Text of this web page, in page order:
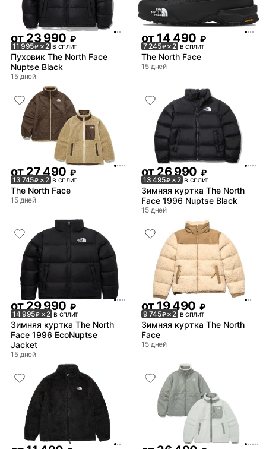
от 23 990 ₽
11 995₽ × 2 в сплит
Пуховик The North Face
Nuptse Black
15 дней
от 14 490 ₽
7 245₽× 2 в сплит
The North Face
15 дней
от27 490 ₽
13 745₽ × 2 в сплит
The North Face
15 дней
от26 990 ₽
13 495₽ × 2 в сплит
Зимняя куртка The North
Face 1996 Nuptse Black
15 дней
от29 990 ₽
14 995₽ × 2 в сплит
Зимняя куртка The North
Face 1996 EcoNuptse
Jacket
15 дней
от19 490 ₽
9 745₽× 2 в сплит
Зимняя куртка The North
Face
15 дней